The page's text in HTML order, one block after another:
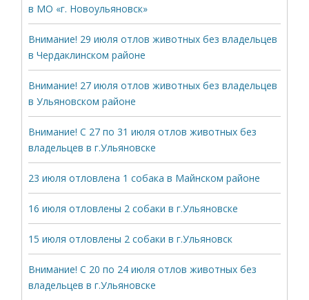
в МО «г. Новоульяновск»
Внимание! 29 июля отлов животных без владельцев
в Чердаклинском районе
Внимание! 27 июля отлов животных без владельцев
в Ульяновском районе
Внимание! С 27 по 31 июля отлов животных без
владельцев в г.Ульяновске
23 июля отловлена 1 собака в Майнском районе
16 июля отловлены 2 собаки в г.Ульяновске
15 июля отловлены 2 собаки в г.Ульяновск
Внимание! С 20 по 24 июля отлов животных без
владельцев в г.Ульяновске